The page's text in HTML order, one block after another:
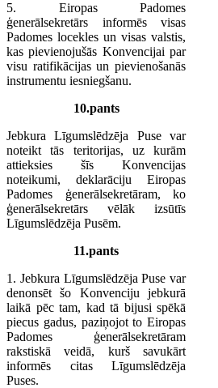
5. Eiropas Padomes
ģenerālsekretārs informēs visas
Padomes locekles un visas valstis,
kas pievienojušās Konvencijai par
visu ratifikācijas un pievienošanās
instrumentu iesniegšanu.
10.pants
Jebkura Līgumslēdzēja Puse var
noteikt tās teritorijas, uz kurām
attieksies šīs Konvencijas
noteikumi, deklarāciju Eiropas
Padomes ģenerālsekretāram, ko
ģenerālsekretārs vēlāk izsūtīs
Līgumslēdzēja Pusēm.
11.pants
1. Jebkura Līgumslēdzēja Puse var
denonsēt šo Konvenciju jebkurā
laikā pēc tam, kad tā bijusi spēkā
piecus gadus, paziņojot to Eiropas
Padomes ģenerālsekretāram
rakstiskā veidā, kurš savukārt
informēs citas Līgumslēdzēja
Puses.